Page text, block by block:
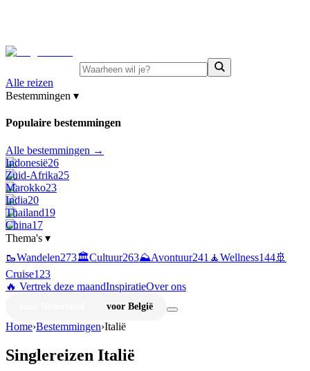
Alle reizen
Bestemmingen ▾
Populaire bestemmingen
Alle bestemmingen →
Indonesië26
Zuid-Afrika25
Marokko23
India20
Thailand19
China17
Thema's ▾
🥾Wandelen273🏛️Cultuur263⛰️Avontuur241 🧘Wellness144🚢
Cruise123
🔥 Vertrek deze maandInspiratieOver ons
voor België
Home›Bestemmingen›Italië
Singlereizen Italië